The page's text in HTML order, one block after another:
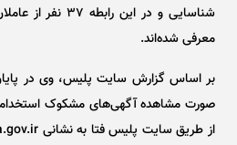
شناسایی و در این
معرفی شده‌اند.
بر اساس گزارش سایت پلیس، وی در
صورت مشاهده آگهی‌های مشکوک